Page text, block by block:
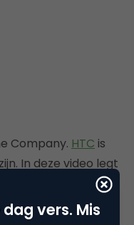
Company. HTC is
In deze video legt
tijd naar
vers. Mis